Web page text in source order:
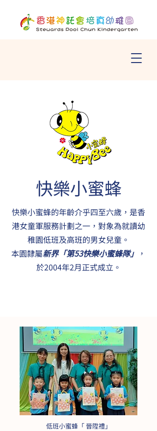
快樂小蜜蜂
快樂小蜜蜂的年齡介乎四至六歲，是香
港女童軍服務計劃之一，對象為就讀幼
稚園低班及高班的男女兒童。
本園隸屬新界「第53快樂小蜜蜂隊」 ，
於2004年2月正式成立。
低班小蜜蜂「 晉陞禮」